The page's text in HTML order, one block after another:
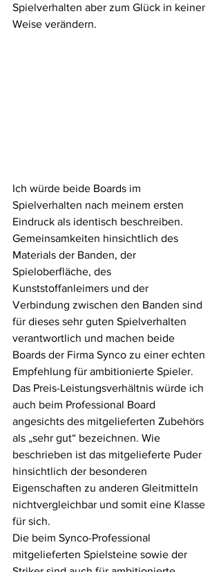
Spielverhalten aber zum Glück in keiner
Weise verändern.
Ich würde beide Boards im
Spielverhalten nach meinem ersten
Eindruck als identisch beschreiben.
Gemeinsamkeiten hinsichtlich des
Materials der Banden, der
Spieloberfläche, des
Kunststoffanleimers und der
Verbindung zwischen den Banden sind
für dieses sehr guten Spielverhalten
verantwortlich und machen beide
Boards der Firma Synco zu einer echten
Empfehlung für ambitionierte Spieler.
Das Preis-Leistungsverhältnis würde ich
auch beim Professional Board
angesichts des mitgelieferten Zubehörs
als „sehr gut“ bezeichnen. Wie
beschrieben ist das mitgelieferte Puder
hinsichtlich der besonderen
Eigenschaften zu anderen Gleitmitteln
nichtvergleichbar und somit eine Klasse
für sich.
Die beim Synco-Professional
mitgelieferten Spielsteine sowie der